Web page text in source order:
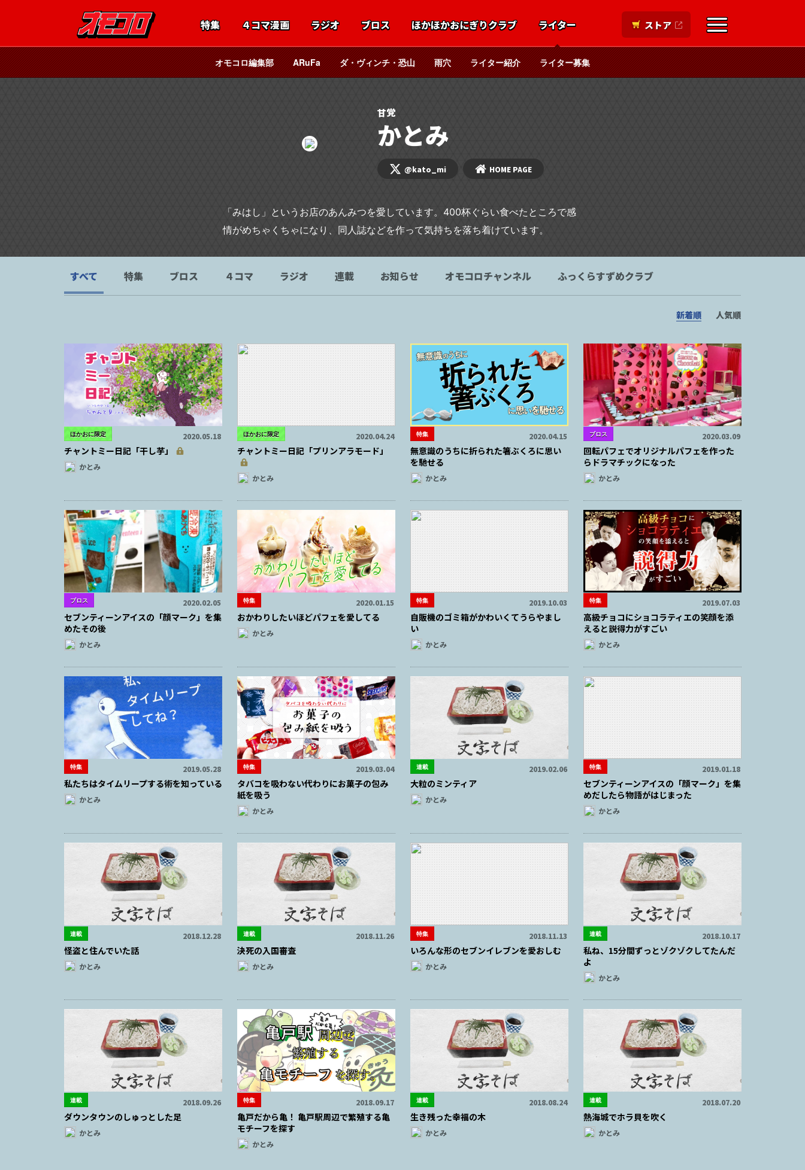
特集 ４コマ漫画 ラジオ ブロス ほかほかおにぎりクラブ ライター ストア
オモコロ編集部 ARuFa ダ・ヴィンチ・恐山 雨穴 ライター紹介 ライター募集
甘党
かとみ
@kato_mi HOME PAGE
「みはし」というお店のあんみつを愛しています。400杯ぐらい食べたところで感
情がめちゃくちゃになり、同人誌などを作って気持ちを落ち着けています。
すべて 特集 ブロス ４コマ ラジオ 連載 お知らせ オモコロチャンネル ふっくらすずめクラブ
新着順 人気順
ほかおに限定 2020.05.18
チャントミー日記「干し芋」
かとみ
ほかおに限定 2020.04.24
チャントミー日記「プリンアラモード」
かとみ
特集 2020.04.15
無意識のうちに折られた箸ぶくろに思い
を馳せる
かとみ
ブロス 2020.03.09
回転パフェでオリジナルパフェを作った
らドラマチックになった
かとみ
ブロス 2020.02.05
セブンティーンアイスの「顔マーク」を集
めたその後
かとみ
特集 2020.01.15
おかわりしたいほどパフェを愛してる
かとみ
特集 2019.10.03
自販機のゴミ箱がかわいくてうらやまし
い
かとみ
特集 2019.07.03
高級チョコにショコラティエの笑顔を添
えると説得力がすごい
かとみ
特集 2019.05.28
私たちはタイムリープする術を知っている
かとみ
特集 2019.03.04
タバコを吸わない代わりにお菓子の包み
紙を吸う
かとみ
連載 2019.02.06
大粒のミンティア
かとみ
特集 2019.01.18
セブンティーンアイスの「顔マーク」を集
めだしたら物語がはじまった
かとみ
連載 2018.12.28
怪盗と住んでいた話
かとみ
連載 2018.11.26
決死の入国審査
かとみ
特集 2018.11.13
いろんな形のセブンイレブンを愛おしむ
かとみ
連載 2018.10.17
私ね、15分間ずっとゾクゾクしてたんだ
よ
かとみ
連載 2018.09.26
ダウンタウンのしゅっとした足
かとみ
特集 2018.09.17
亀戸だから亀！ 亀戸駅周辺で繁殖する亀
モチーフを探す
かとみ
連載 2018.08.24
生き残った幸福の木
かとみ
連載 2018.07.20
熱海城でホラ貝を吹く
かとみ